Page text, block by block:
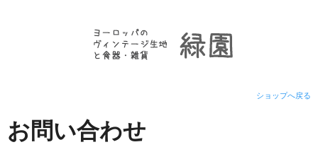
ショップへ戻る
お問い合わせ